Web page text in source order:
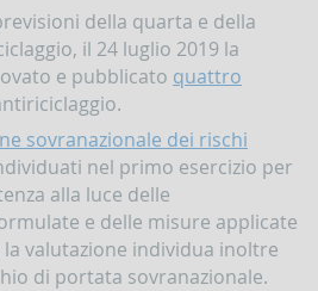
della quarta e della
il 24 luglio 2019 la
e pubblicato quattro
sovranazionale dei rischi
nel primo esercizio per
alla luce delle
e delle misure applicate
valutazione individua inoltre
di portata sovranazionale.